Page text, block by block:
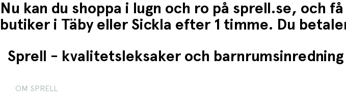
Nu kan du shoppa i lugn och ro på sprell.se, och
butiker i Täby eller Sickla efter 1 timme. Du
Sprell - kvalitetsleksaker och barnrumsinredning
OM SPRELL